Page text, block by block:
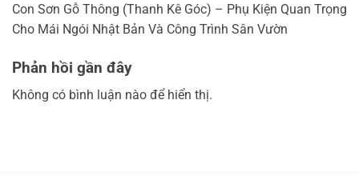
Con Sơn Gỗ Thông (Thanh Kê Góc) – Phụ Kiện Quan Trọng
Cho Mái Ngói Nhật Bản Và Công Trình Sân Vườn
Phản hồi gần đây
Không có bình luận nào để hiển thị.